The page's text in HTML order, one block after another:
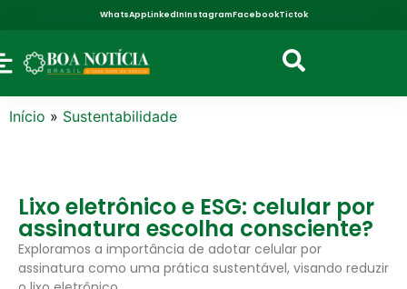
WhatsAppLinkedInInstagramFacebookTictok
Início » Sustentabilidade
Lixo eletrônico e ESG: celular por
assinatura escolha consciente?
Exploramos a importância de adotar celular por
assinatura como uma prática sustentável, visando reduzir